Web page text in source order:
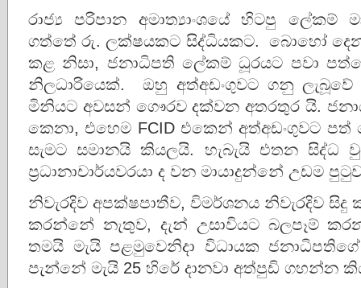
රාජ්‍ය පරිපාන අමාත්‍යාංශයේ හිටපු ලේකම්
ගත්තේ රු. ලක්ෂයකට සිද්ධියකට. බොහෝ
කළ නිසා, ජනාධිපති ලේකම් ධූරයට පවා
නිලධාරියෙක්. ඔහු අත්අඩංගුවට ගනු ලැබූවේ
මිනියට අවසන් ගෞරව දක්වන අතරතුර යි.
කෙනා, එහෙම FCID එකෙන් අත්අඩංගුවට
සැමට සමානයි කියලයි. හැබැයි එතන සිද්ධ
ප්‍රධානාචාර්යවරයා ද වන මායාදුන්නේ උඩම
නිවැරදිව අපක්ෂපාතීව, විමර්ශනය නිවැරදිව
කරන්නේ නැතුව, දැන් උසාවියට බලපෑම්
තමයි මැයි පළමුවෙනිදා විධායක
පැන්නේ මැයි 25 හිරේ දානවා අත්පුඩි ගහන්න